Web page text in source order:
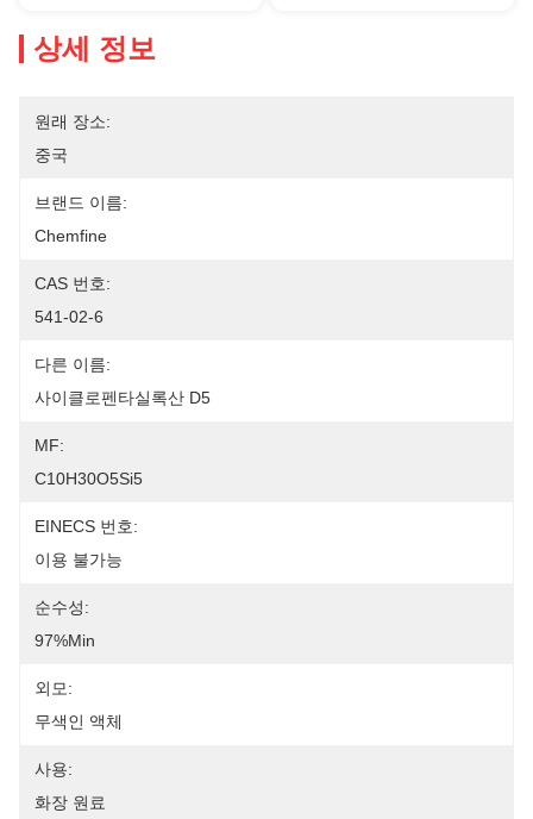
상세 정보
원래 장소:
중국
브랜드 이름:
Chemfine
CAS 번호:
541-02-6
다른 이름:
사이클로펜타실록산 D5
MF:
C10H30O5Si5
EINECS 번호:
이용 불가능
순수성:
97%min
외모:
무색인 액체
사용:
화장 원료